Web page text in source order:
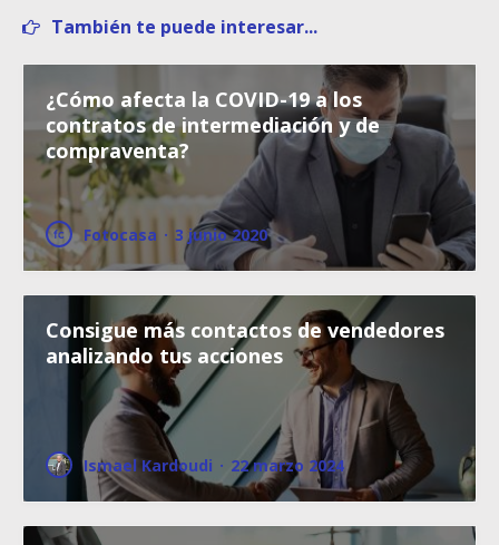
También te puede interesar...
¿Cómo afecta la COVID-19 a los
contratos de intermediación y de
compraventa?
Fotocasa · 3 junio 2020
Consigue más contactos de vendedores
analizando tus acciones
Ismael Kardoudi · 22 marzo 2024